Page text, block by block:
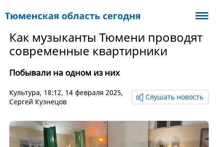
Как музыканты Тюмени проводят
современные квартирники
Побывали на одном из них
Культура, 18:12, 14 февраля 2025,
Сергей Кузнецов
Слушать новость